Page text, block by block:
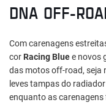
DNA OFF-
Com carenagens
cor Racing Bluee novos
das motos off-road, seja
leves tampas do
enquanto as carenagens